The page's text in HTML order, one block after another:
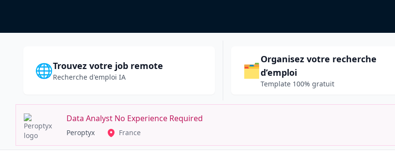
🌐Trouvez votre job remote
Recherche d'emploi IA 🗂️
Organisez votre recherche
d’emploi
Template 100% gratuit
Data Analyst No Experience Required
Peroptyx France